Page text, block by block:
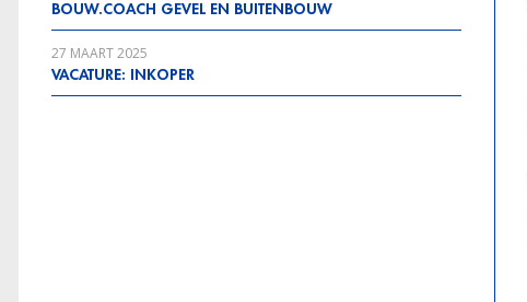
BOUW.COACH GEVEL EN BUITENBOUW
27 MAART 2025
VACATURE: INKOPER